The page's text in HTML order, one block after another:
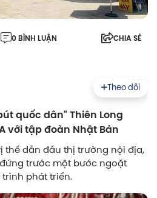
0 BÌNH LUẬN CHIA SẺ
Theo dõi
quốc dân" Thiên Long
với tập đoàn Nhật Bản
thế dẫn đầu thị trường nội địa,
trước một bước ngoặt
phát triển.